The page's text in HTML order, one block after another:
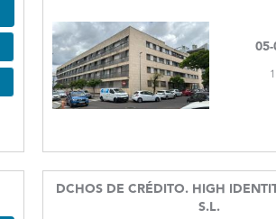
DCHOS DE CRÉDITO. HIGH
S.L.